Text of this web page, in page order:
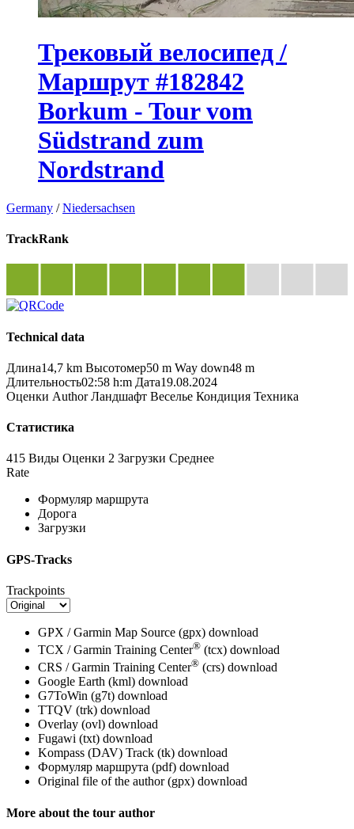
Трековый велосипед /
Маршрут #182842
Borkum - Tour vom
Südstrand zum
Nordstrand
Germany /Niedersachsen
TrackRank
Technical data
Длина14,7 km Высотомер50 m Way down48 m
Длительность02:58 h:m Дата19.08.2024
Оценки Author Ландшафт Веселье Кондиция Техника
Статистика
415 Виды Оценки 2 Загрузки Среднее
Rate
Формуляр маршрута
Дорога
Загрузки
GPS-Tracks
Trackpoints
GPX / Garmin Map Source (gpx) download
TCX / Garmin Training Center® (tcx) download
CRS / Garmin Training Center® (crs) download
Google Earth (kml) download
G7ToWin (g7t) download
TTQV (trk) download
Overlay (ovl) download
Fugawi (txt) download
Kompass (DAV) Track (tk) download
Формуляр маршрута (pdf) download
Original file of the author (gpx) download
More about the tour author